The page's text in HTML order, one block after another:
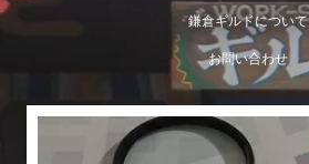
鎌倉ギルドについて
お問い合わせ